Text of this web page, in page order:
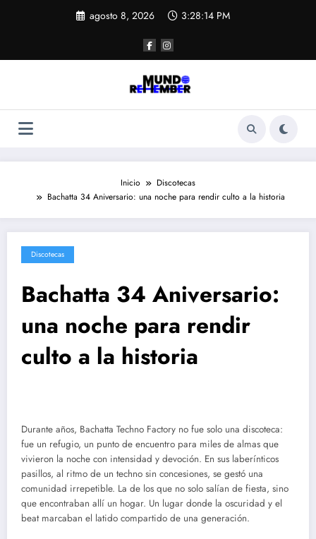
agosto 8, 2026 3:28:14 PM
Inicio
Discotecas
Bachatta 34 Aniversario: una noche para rendir culto a la historia
Discotecas
Bachatta 34 Aniversario:
una noche para rendir
culto a la historia
Durante años, Bachatta Techno Factory no fue solo una discoteca:
fue un refugio, un punto de encuentro para miles de almas que
vivieron la noche con intensidad y devoción. En sus laberínticos
pasillos, al ritmo de un techno sin concesiones, se gestó una
comunidad irrepetible. La de los que no solo salían de fiesta, sino
que encontraban allí un hogar. Un lugar donde la oscuridad y el
beat marcaban el latido compartido de una generación.